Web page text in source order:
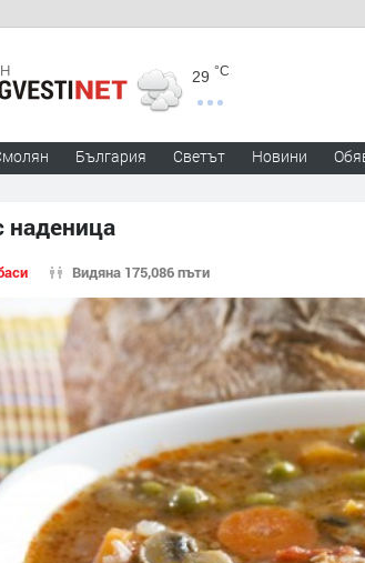
29 °C
България Светът Новини
наденица
Видяна 175,086 пъти